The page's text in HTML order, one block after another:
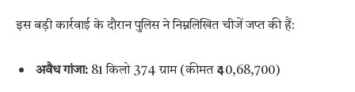
इस बड़ी कार्रवाई के दौरान पुलिस ने निम्नलिखित चीजें जप्त की हैं:
अवैध गांजा: 81 किलो 374 ग्राम (कीमत ₹40,68,700)